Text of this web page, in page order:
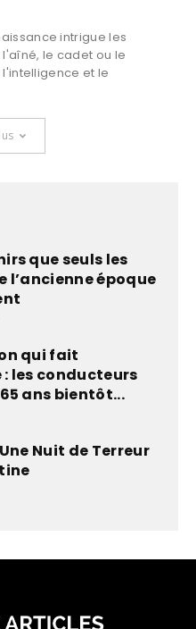
intrigue les
le cadet ou le
et le
que seuls les
l’ancienne époque
qui fait
les conducteurs
ans bientôt...
Nuit de Terreur